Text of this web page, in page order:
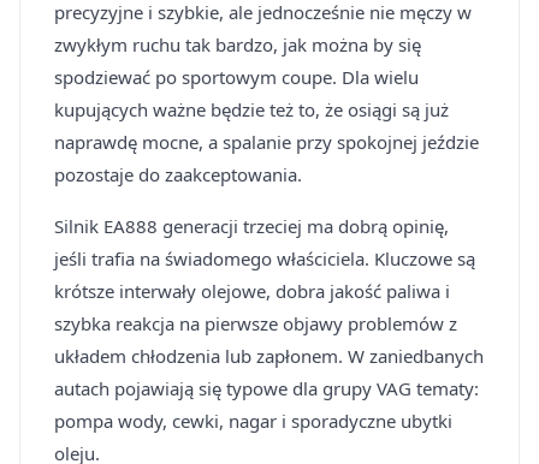
precyzyjne i szybkie, ale jednocześnie nie męczy w
zwykłym ruchu tak bardzo, jak można by się
spodziewać po sportowym coupe. Dla wielu
kupujących ważne będzie też to, że osiągi są już
naprawdę mocne, a spalanie przy spokojnej jeździe
pozostaje do zaakceptowania.
Silnik EA888 generacji trzeciej ma dobrą opinię,
jeśli trafia na świadomego właściciela. Kluczowe są
krótsze interwały olejowe, dobra jakość paliwa i
szybka reakcja na pierwsze objawy problemów z
układem chłodzenia lub zapłonem. W zaniedbanych
autach pojawiają się typowe dla grupy VAG tematy:
pompa wody, cewki, nagar i sporadyczne ubytki
oleju.